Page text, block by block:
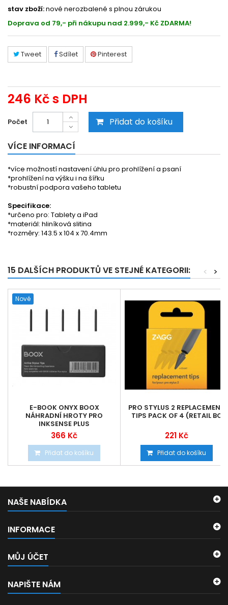
stav zboží:nové nerozbalené s plnou zárukou
Doprava od 79,- při nákupu nad 2.999,- Kč ZDARMA!
Tweet Sdílet Pinterest
246 Kčs DPH
Počet Přidat do košíku
VÍCE INFORMACÍ
*více možností nastavení úhlu pro prohlížení a psaní
*prohlížení na výšku i na šířku
*robustní podpora vašeho tabletu
Specifikace:
*určeno pro: Tablety a iPad
*materiál: hliníková slitina
*rozměry: 143.5 x 104 x 70.4mm
15 DALŠÍCH PRODUKTŮ VE STEJNÉ KATEGORII: >
<
Nové
E-BOOK ONYX BOOX
NÁHRADNÍ HROTY PRO
INKSENSE PLUS
366 Kč
Přidat do košíku
PRO STYLUS 2 REPLACEMENT
TIPS PACK OF 4 (RETAIL BO
221 Kč
Přidat do košíku
NAŠE NABÍDKA
INFORMACE
MŮJ ÚČET
NAPIŠTE NÁM